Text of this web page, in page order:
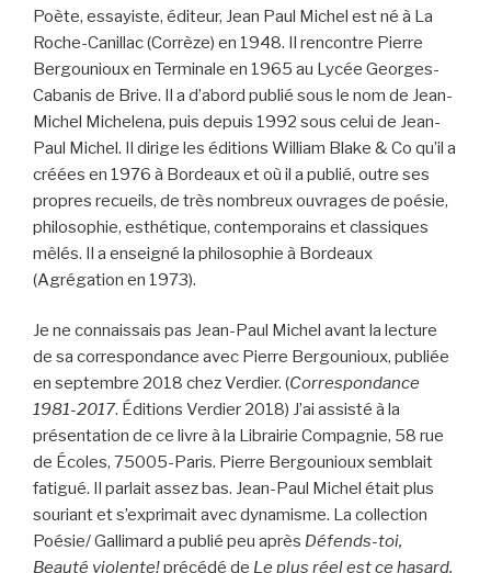
Poète, essayiste, éditeur, Jean Paul Michel est né à La
Roche-Canillac (Corrèze) en 1948. Il rencontre Pierre
Bergounioux en Terminale en 1965 au Lycée Georges-
Cabanis de Brive. Il a d’abord publié sous le nom de Jean-
Michel Michelena, puis depuis 1992 sous celui de Jean-
Paul Michel. Il dirige les éditions William Blake & Co qu’il a
créées en 1976 à Bordeaux et où il a publié, outre ses
propres recueils, de très nombreux ouvrages de poésie,
philosophie, esthétique, contemporains et classiques
mêlés. Il a enseigné la philosophie à Bordeaux
(Agrégation en 1973).
Je ne connaissais pas Jean-Paul Michel avant la lecture
de sa correspondance avec Pierre Bergounioux, publiée
en septembre 2018 chez Verdier. (Correspondance
1981-2017. Éditions Verdier 2018) J’ai assisté à la
présentation de ce livre à la Librairie Compagnie, 58 rue
de Écoles, 75005-Paris. Pierre Bergounioux semblait
fatigué. Il parlait assez bas. Jean-Paul Michel était plus
souriant et s’exprimait avec dynamisme. La collection
Poésie/ Gallimard a publié peu après Défends-toi,
Beauté violente!précédé de Le plus réel est ce hasard,